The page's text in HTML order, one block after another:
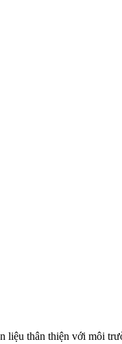
thân thiện với môi